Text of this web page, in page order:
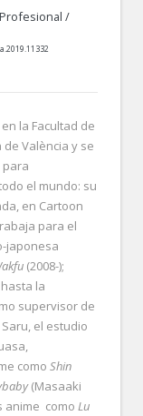
Profesional /
la Facultad de
València y se
para
el mundo: su
en Cartoon
para el
japonesa
(2008-);
la
supervisor de
el estudio
como Shin
(Masaaki
anime como Lu